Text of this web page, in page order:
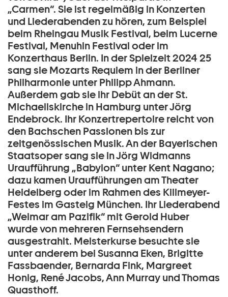
„Carmen“. Sie ist regelmäßig in Konzerten
und Liederabenden zu hören, zum Beispiel
beim Rheingau Musik Festival, beim Lucerne
Festival, Menuhin Festival oder im
Konzerthaus Berlin. In der Spielzeit 2024 25
sang sie Mozarts Requiem in der Berliner
Philharmonie unter Philipp Ahmann.
Außerdem gab sie ihr Debüt an der St.
Michaeliskirche in Hamburg unter Jörg
Endebrock. Ihr Konzertrepertoire reicht von
den Bachschen Passionen bis zur
zeitgenössischen Musik. An der Bayerischen
Staatsoper sang sie in Jörg Widmanns
Uraufführung „Babylon“ unter Kent Nagano;
dazu kamen Uraufführungen am Theater
Heidelberg oder im Rahmen des Killmeyer-
Festes im Gasteig München. Ihr Liederabend
„Weimar am Pazifik“ mit Gerold Huber
wurde von mehreren Fernsehsendern
ausgestrahlt. Meisterkurse besuchte sie
unter anderem bei Susanna Eken, Brigitte
Fassbaender, Bernarda Fink, Margreet
Honig, René Jacobs, Ann Murray und Thomas
Quasthoff.